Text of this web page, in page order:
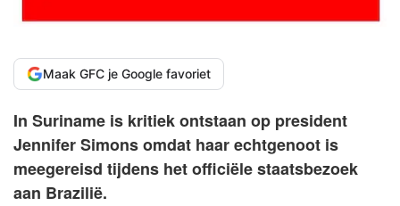
Maak GFC je Google favoriet
In Suriname is kritiek ontstaan op president
Jennifer Simons omdat haar echtgenoot is
meegereisd tijdens het officiële staatsbezoek
aan Brazilië.